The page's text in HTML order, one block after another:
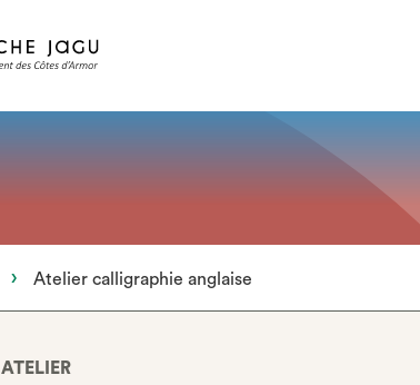
Atelier calligraphie anglaise
ATELIER